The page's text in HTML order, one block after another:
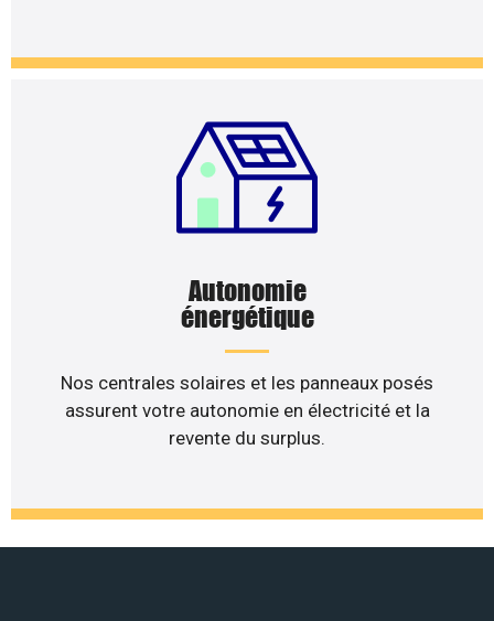
Autonomie
énergétique
Nos centrales solaires et les panneaux posés
assurent votre autonomie en électricité et la
revente du surplus.